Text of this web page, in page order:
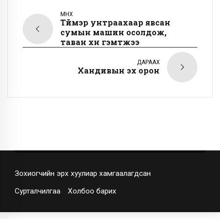
ӨМНӨХ
Түймэр унтраахаар явсан
сумын машин осолдож,
таван хүн гэмтжээ
ДАРААХ
Хандивын эх орон
Зохиогчийн эрх хуулиар хамгаалагдсан
Сурталчилгаа Холбоо барих